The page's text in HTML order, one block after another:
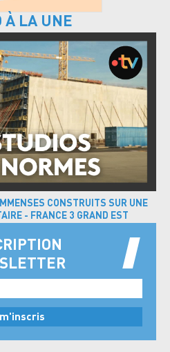
À LA UNE
CONSTRUITS SUR UNE
- FRANCE 3 GRAND EST